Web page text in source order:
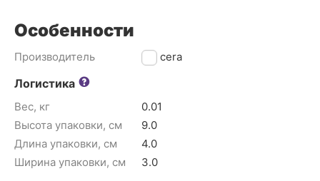
Особенности
Производитель Kyocera
Логистика
Вес, кг
0.01
Высота упаковки, см
9.0
Длина упаковки, см
4.0
Ширина упаковки, см
3.0